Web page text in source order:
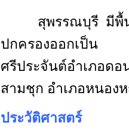
สุพรรณบุรี มีพื้นที่ทั้
ปกครองออกเป็น
ศรีประจันต์อำเภอดอ
สามชุก อำเภอหนอง
ประวัติศาสตร์